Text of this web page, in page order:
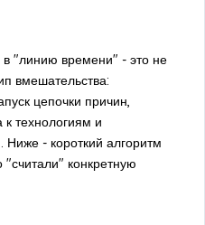
в "линию времени" - это не
вмешательства:
цепочки причин,
к технологиям и
- короткий алгоритм
"считали" конкретную